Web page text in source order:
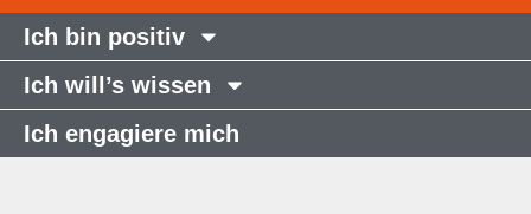
Ich bin positiv
Ich will’s wissen
Ich engagiere mich